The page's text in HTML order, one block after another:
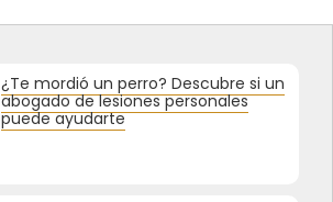
¿Te mordió un perro? Descubre si un
abogado de lesiones personales
puede ayudarte